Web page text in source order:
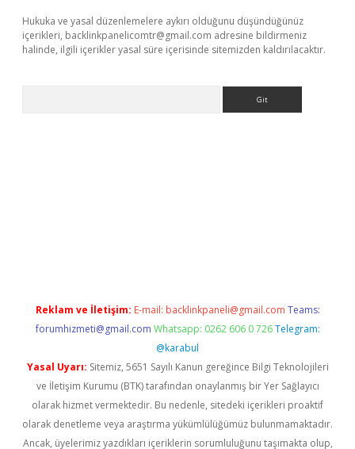
Hukuka ve yasal düzenlemelere aykırı olduğunu düşündüğünüz
içerikleri, backlinkpanelicomtr@gmail.com adresine bildirmeniz
halinde, ilgili içerikler yasal süre içerisinde sitemizden kaldırılacaktır.
Reklam ve İletişim: E-mail: backlinkpaneli@gmail.com Teams:
forumhizmeti@gmail.com Whatsapp: 0262 606 0 726 Telegram:
@karabul
Yasal Uyarı: Sitemiz, 5651 Sayılı Kanun gereğince Bilgi Teknolojileri
ve İletişim Kurumu (BTK) tarafından onaylanmış bir Yer Sağlayıcı
olarak hizmet vermektedir. Bu nedenle, sitedeki içerikleri proaktif
olarak denetleme veya araştırma yükümlülüğümüz bulunmamaktadır.
Ancak, üyelerimiz yazdıkları içeriklerin sorumluluğunu taşımakta olup,